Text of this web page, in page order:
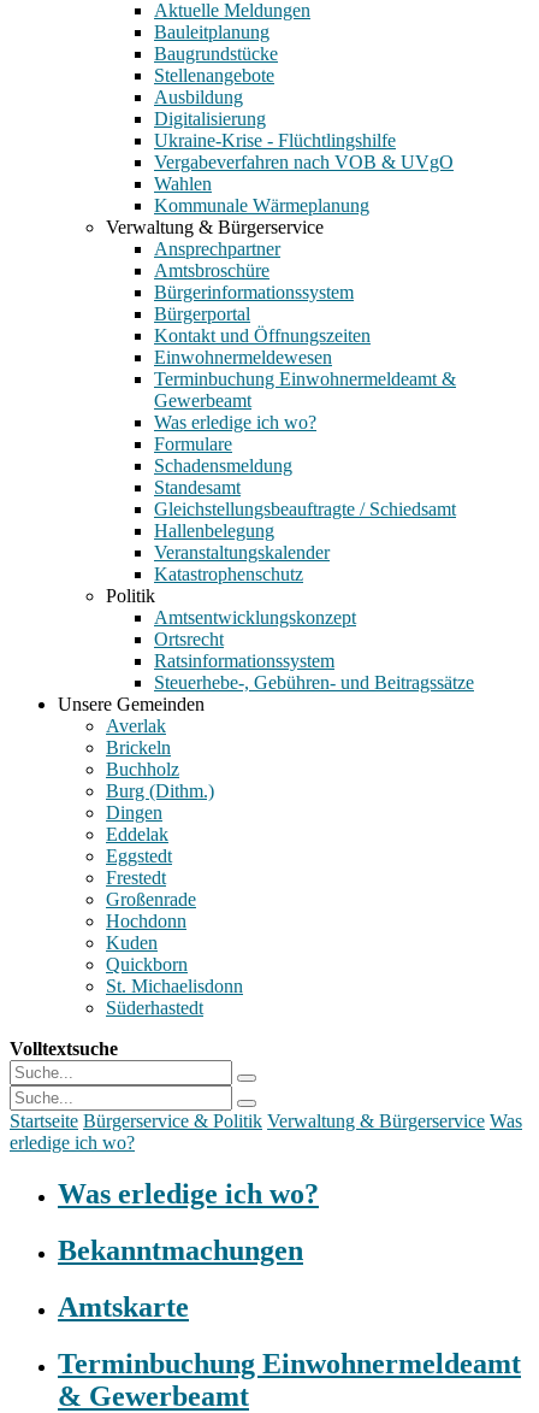
Aktuelle Meldungen
Bauleitplanung
Baugrundstücke
Stellenangebote
Ausbildung
Digitalisierung
Ukraine-Krise - Flüchtlingshilfe
Vergabeverfahren nach VOB & UVgO
Wahlen
Kommunale Wärmeplanung
Verwaltung & Bürgerservice
Ansprechpartner
Amtsbroschüre
Bürgerinformationssystem
Bürgerportal
Kontakt und Öffnungszeiten
Einwohnermeldewesen
Terminbuchung Einwohnermeldeamt &
Gewerbeamt
Was erledige ich wo?
Formulare
Schadensmeldung
Standesamt
Gleichstellungsbeauftragte / Schiedsamt
Hallenbelegung
Veranstaltungskalender
Katastrophenschutz
Politik
Amtsentwicklungskonzept
Ortsrecht
Ratsinformationssystem
Steuerhebe-, Gebühren- und Beitragssätze
Unsere Gemeinden
Averlak
Brickeln
Buchholz
Burg (Dithm.)
Dingen
Eddelak
Eggstedt
Frestedt
Großenrade
Hochdonn
Kuden
Quickborn
St. Michaelisdonn
Süderhastedt
Volltextsuche
Startseite Bürgerservice & Politik Verwaltung & Bürgerservice Was
erledige ich wo?
Was erledige ich wo?
Bekanntmachungen
Amtskarte
Terminbuchung Einwohnermeldeamt
& Gewerbeamt